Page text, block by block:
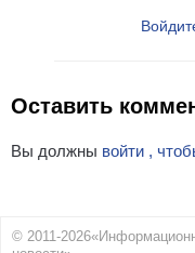
Оставить
Вы должны войти ,
© 2011-